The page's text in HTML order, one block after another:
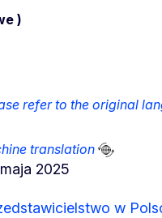
)
refer to the original
translation
2025
w